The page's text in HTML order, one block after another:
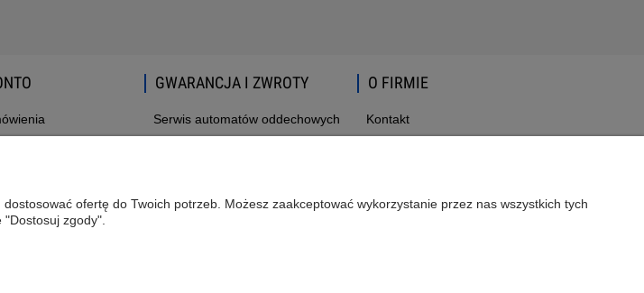
GWARANCJA I ZWROTY
Serwis automatów oddechowych
O FIRMIE
Kontakt
ofertę do Twoich potrzeb. Możesz zaakceptować wykorzystanie przez nas wszystkich tych
zgody".